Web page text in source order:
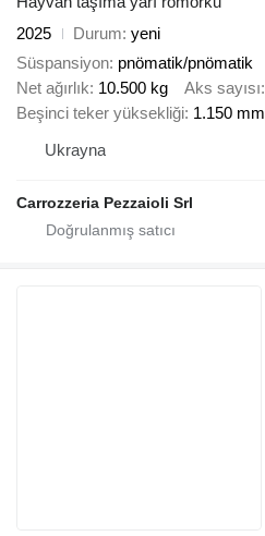
2025
Durum yeni
Süspansiyon pnömatik/pnömatik
Net ağırlık 10.500 kg Aks sayısı
Beşinci teker yüksekliği 1.150 mm
Ukrayna
Carrozzeria Pezzaioli Srl